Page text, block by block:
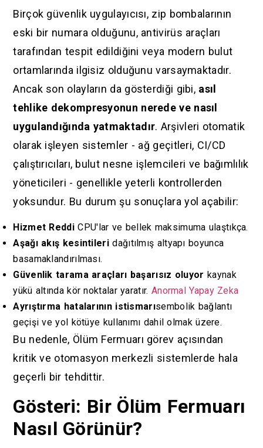
Birçok güvenlik uygulayıcısı, zip bombalarının
eski bir numara olduğunu, antivirüs araçları
tarafından tespit edildiğini veya modern bulut
ortamlarında ilgisiz olduğunu varsaymaktadır.
Ancak son olayların da gösterdiği gibi, asıl
tehlike dekompresyonun nerede ve nasıl
uygulandığında yatmaktadır. Arşivleri otomatik
olarak işleyen sistemler - ağ geçitleri, CI/CD
çalıştırıcıları, bulut nesne işlemcileri ve bağımlılık
yöneticileri - genellikle yeterli kontrollerden
yoksundur. Bu durum şu sonuçlara yol açabilir:
Hizmet Reddi CPU'lar ve bellek maksimuma ulaştıkça.
Aşağı akış kesintileri dağıtılmış altyapı boyunca
basamaklandırılması.
Güvenlik tarama araçları başarısız oluyor kaynak
yükü altında kör noktalar yaratır. Anormal Yapay Zeka
Ayrıştırma hatalarının istismarısembolik bağlantı
geçişi ve yol kötüye kullanımı dahil olmak üzere.
Bu nedenle, Ölüm Fermuarı görev açısından
kritik ve otomasyon merkezli sistemlerde hala
geçerli bir tehdittir.
Gösteri: Bir Ölüm Fermuarı
Nasıl Görünür?